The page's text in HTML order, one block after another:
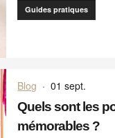
Guides pratiques
Blog · 01 sept.
Quels sont les
mémorables ?